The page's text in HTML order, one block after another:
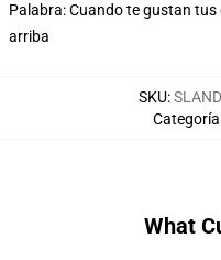
Palabra: Cuando te gustan
arriba
SKU:
What